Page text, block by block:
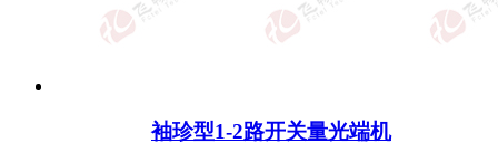
袖珍型1-2路开关量光端机